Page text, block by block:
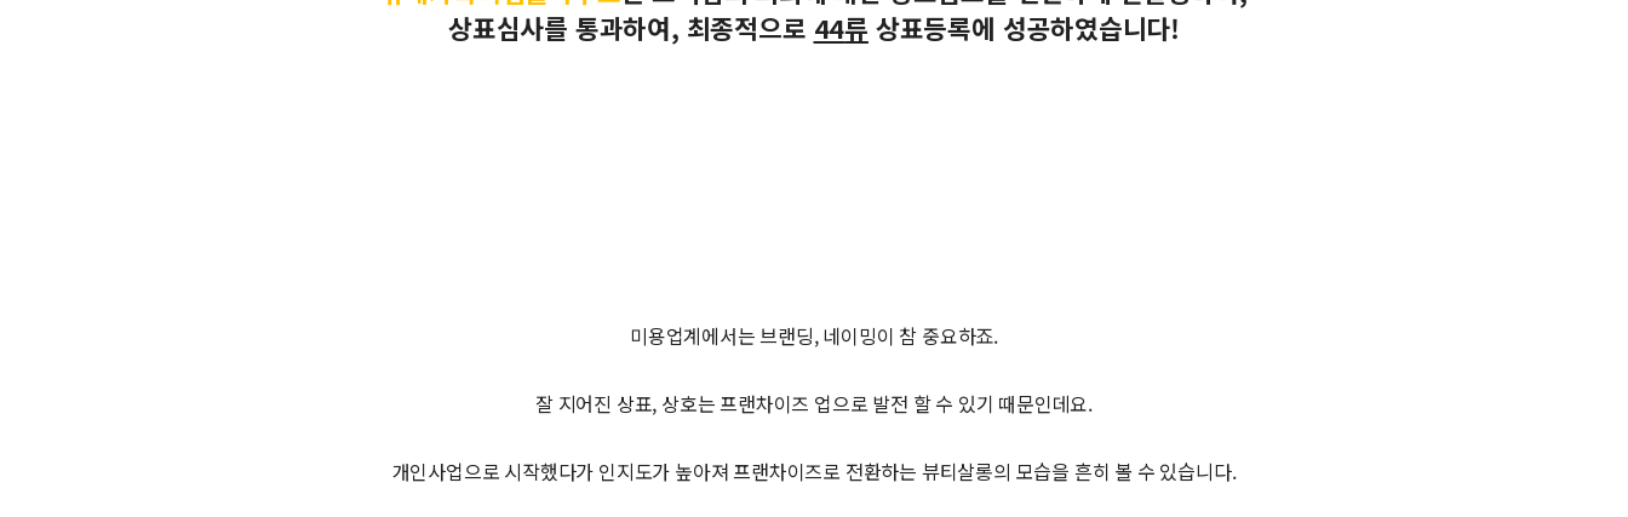
상표심사를 통과하여, 최종적으로 44류 상표등록에 성공하였습니다!
미용업계에서는 브랜딩, 네이밍이 참 중요하죠.
잘 지어진 상표, 상호는 프랜차이즈 업으로 발전 할 수 있기 때문인데요.
개인사업으로 시작했다가 인지도가 높아져 프랜차이즈로 전환하는 뷰티살롱의 모습을 흔히 볼 수 있습니다.